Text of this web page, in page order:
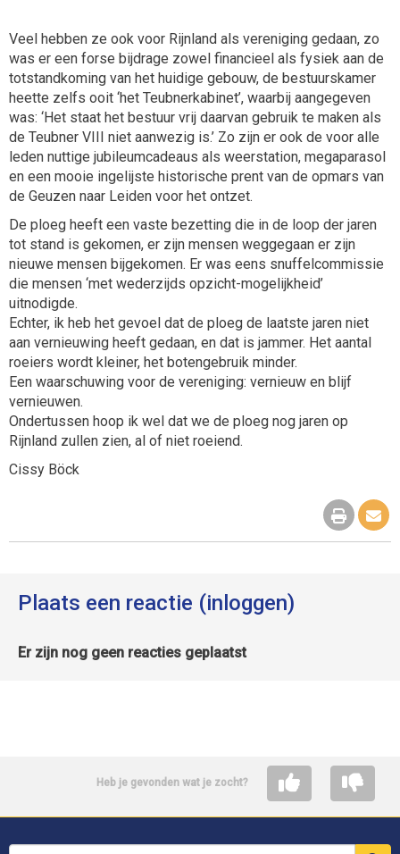
Veel hebben ze ook voor Rijnland als vereniging gedaan, zo
was er een forse bijdrage zowel financieel als fysiek aan de
totstandkoming van het huidige gebouw, de bestuurskamer
heette zelfs ooit ‘het Teubnerkabinet’, waarbij aangegeven
was: ‘Het staat het bestuur vrij daarvan gebruik te maken als
de Teubner VIII niet aanwezig is.’ Zo zijn er ook de voor alle
leden nuttige jubileumcadeaus als weerstation, megaparasol
en een mooie ingelijste historische prent van de opmars van
de Geuzen naar Leiden voor het ontzet.
De ploeg heeft een vaste bezetting die in de loop der jaren
tot stand is gekomen, er zijn mensen weggegaan er zijn
nieuwe mensen bijgekomen. Er was eens snuffelcommissie
die mensen ‘met wederzijds opzicht-mogelijkheid’
uitnodigde.
Echter, ik heb het gevoel dat de ploeg de laatste jaren niet
aan vernieuwing heeft gedaan, en dat is jammer. Het aantal
roeiers wordt kleiner, het botengebruik minder.
Een waarschuwing voor de vereniging: vernieuw en blijf
vernieuwen.
Ondertussen hoop ik wel dat we de ploeg nog jaren op
Rijnland zullen zien, al of niet roeiend.
Cissy Böck
Plaats een reactie (inloggen)
Er zijn nog geen reacties geplaatst
Heb je gevonden wat je zocht?